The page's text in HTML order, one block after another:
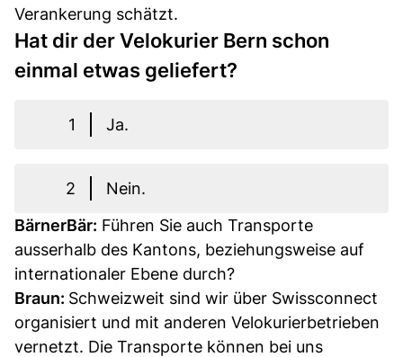
Verankerung schätzt.
Hat dir der Velokurier Bern schon
einmal etwas geliefert?
1 Ja.
2
Nein.
BärnerBär: Führen Sie auch Transporte
ausserhalb des Kantons, beziehungsweise auf
internationaler Ebene durch?
Braun: Schweizweit sind wir über Swissconnect
organisiert und mit anderen Velokurierbetrieben
vernetzt. Die Transporte können bei uns